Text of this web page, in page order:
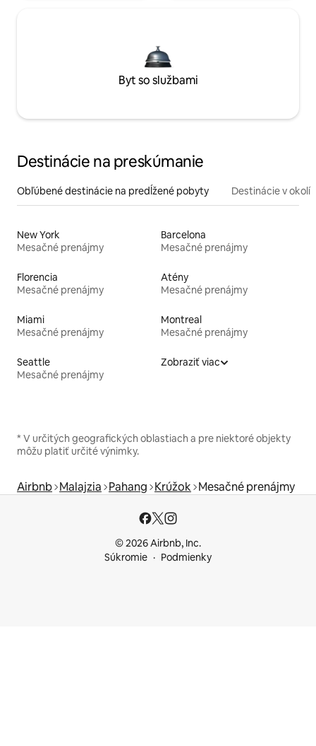
Byt so službami
Destinácie na preskúmanie
Obľúbené destinácie na predĺžené pobyty Destinácie v okolí
New York
Mesačné prenájmy
Barcelona
Mesačné prenájmy
Florencia
Mesačné prenájmy
Atény
Mesačné prenájmy
Miami
Mesačné prenájmy
Montreal
Mesačné prenájmy
Seattle
Mesačné prenájmy
Zobraziť viac
* V určitých geografických oblastiach a pre niektoré objekty
môžu platiť určité výnimky.
Airbnb Malajzia Pahang Krúžok Mesačné prenájmy
© 2026 Airbnb, Inc.
Súkromie
Podmienky